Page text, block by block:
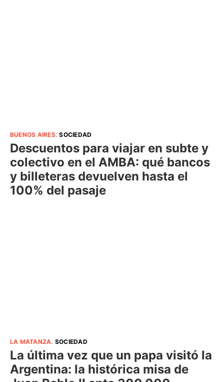
BUENOS AIRES.SOCIEDAD
Descuentos para viajar en subte y
colectivo en el AMBA: qué bancos
y billeteras devuelven hasta el
100% del pasaje
LA MATANZA. SOCIEDAD
La última vez que un papa visitó la
Argentina: la histórica misa de